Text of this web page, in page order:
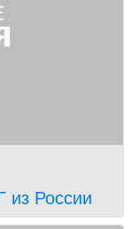
из России